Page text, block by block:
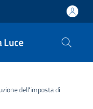
Luce
dell'imposta di